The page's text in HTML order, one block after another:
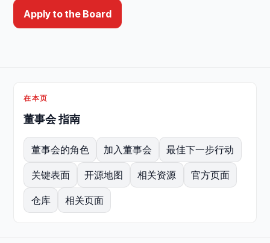
Apply to the Board
在本页
董事会 指南
董事会的角色 加入董事会 最佳下一步行动
关键表面 开源地图 相关资源 官方页面
仓库 相关页面